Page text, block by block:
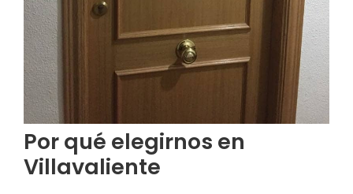
Por qué elegirnos en
Villavaliente